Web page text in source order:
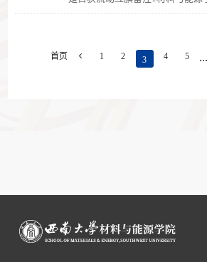
栋 213良好 否 2材料与能源学院
首页  1 2 3 4 5